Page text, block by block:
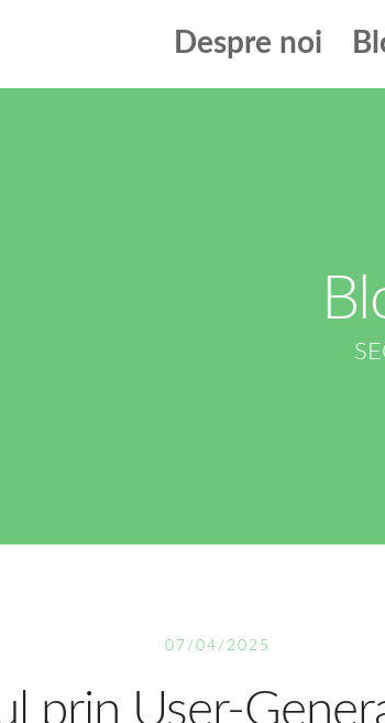
Despre noi
07/04/2025
prin User-